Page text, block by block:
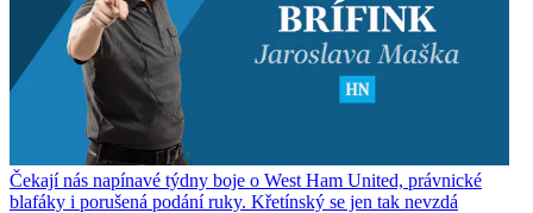
Čekají nás napínavé týdny boje o West Ham United, právnické
blafáky i porušená podání ruky. Křetínský se jen tak nevzdá